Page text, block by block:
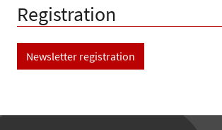
Registration
Newsletter registration